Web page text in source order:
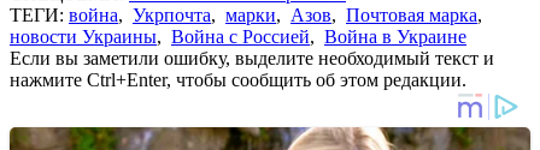
ТЕГИ: война, Укрпочта, марки, Азов, Почтовая марка,
новости Украины, Война с Россией, Война в Украине
Если вы заметили ошибку, выделите необходимый текст и
нажмите Ctrl+Enter, чтобы сообщить об этом редакции.